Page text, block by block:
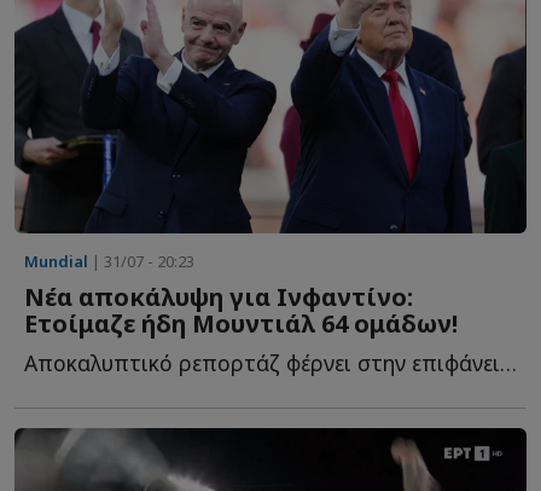
Mundial | 31/07 - 20:23
Νέα αποκάλυψη για Ινφαντίνο:
Ετοίμαζε ήδη Μουντιάλ 64 ομάδων!
Αποκαλυπτικό ρεπορτάζ φέρνει στην επιφάνεια την δράση τ...